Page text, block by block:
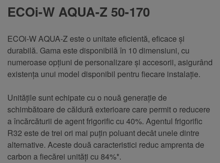
ECOi-W AQUA-Z 50-170
ECOi-W AQUA-Z este o unitate eficientă, eficace și
durabilă. Gama este disponibilă în 10 dimensiuni, cu
numeroase opțiuni de personalizare și accesorii, asigurând
existența unui model disponibil pentru fiecare instalație.
Unitățile sunt echipate cu o nouă generație de
schimbătoare de căldură exterioare care permit o reducere
a încărcăturii de agent frigorific cu 40%. Agentul frigorific
R32 este de trei ori mai puțin poluant decât unele dintre
alternative. Aceste două caracteristici reduc amprenta de
carbon a fiecărei unități cu 84%*.